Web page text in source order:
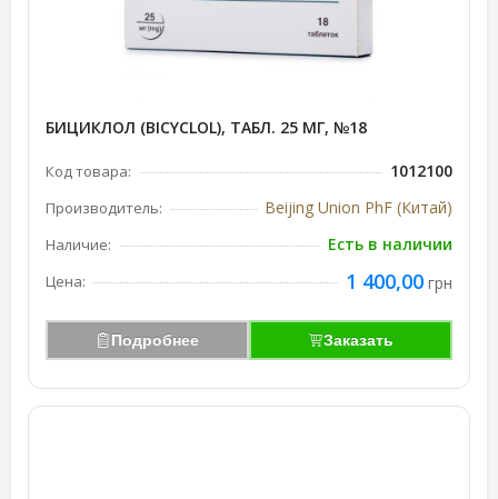
БИЦИКЛОЛ (BICYCLOL), ТАБЛ. 25 МГ, №18
Код товара: 1012100
Производитель: Beijing Union PhF (Китай)
Наличие: Есть в наличии
Цена: 1 400,00 грн
Подробнее Заказать